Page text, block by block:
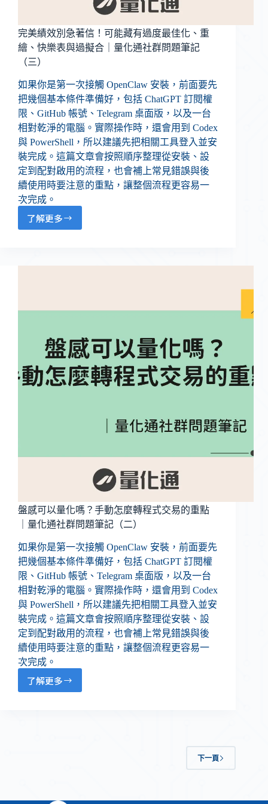
完美績效別急著信！可能藏有過度最佳化、重
繪、快樂表與過擬合｜量化通社群問題筆記
（三）
如果你是第一次接觸 OpenClaw 安裝，前面要先
把幾個基本條件準備好，包括 ChatGPT 訂閱權
限、GitHub 帳號、Telegram 桌面版，以及一台
相對乾淨的電腦。實際操作時，還會用到 Codex
與 PowerShell，所以建議先把相關工具登入並安
裝完成。這篇文章會按照順序整理從安裝、設
定到配對啟用的流程，也會補上常見錯誤與後
續使用時要注意的重點，讓整個流程更容易一
次完成。
了解更多
盤感可以量化嗎？手動怎麼轉程式交易的重點
｜量化通社群問題筆記（二）
如果你是第一次接觸 OpenClaw 安裝，前面要先
把幾個基本條件準備好，包括 ChatGPT 訂閱權
限、GitHub 帳號、Telegram 桌面版，以及一台
相對乾淨的電腦。實際操作時，還會用到 Codex
與 PowerShell，所以建議先把相關工具登入並安
裝完成。這篇文章會按照順序整理從安裝、設
定到配對啟用的流程，也會補上常見錯誤與後
續使用時要注意的重點，讓整個流程更容易一
次完成。
了解更多
下一頁